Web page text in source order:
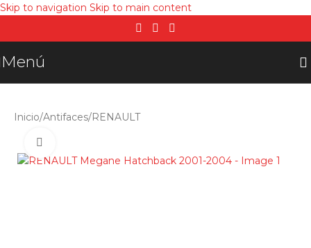
Skip to navigation Skip to main content
Menú
Inicio/Antifaces/RENAULT